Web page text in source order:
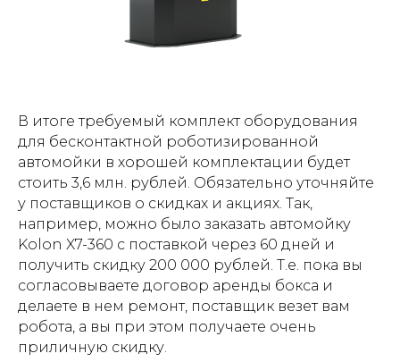
В итоге требуемый комплект оборудования
для бесконтактной роботизированной
автомойки в хорошей комплектации будет
стоить 3,6 млн. рублей. Обязательно уточняйте
у поставщиков о скидках и акциях. Так,
например, можно было заказать автомойку
Kolon X7-360 c поставкой через 60 дней и
получить скидку 200 000 рублей. Т.е. пока вы
согласовываете договор аренды бокса и
делаете в нем ремонт, поставщик везет вам
робота, а вы при этом получаете очень
приличную скидку.